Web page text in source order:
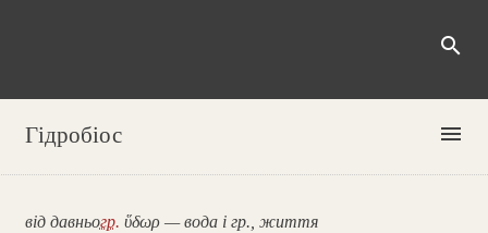
search
Гідробіос menu
від давньогр. ὕδωρ — вода і гр., життя